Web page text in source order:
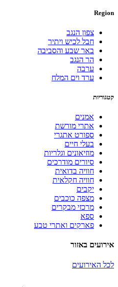
Region
צפון הנגב
חבל לכיש ויתיר
באר שבע והסביבה
הר הנגב
ערבה
ערד וים המלח
קטגוריות
אמנים
אתרי מורשת
ספורט אתגרי
בעלי חיים
מוזיאונים וגלריות
סיורים מודרכים
חוויה בדואית
חוויה חקלאית
יקבים
מצפה כוכבים
מרכזי מבקרים
ספא
פארקים ואתרי טבע
אירועים באזור
לכל האירועים